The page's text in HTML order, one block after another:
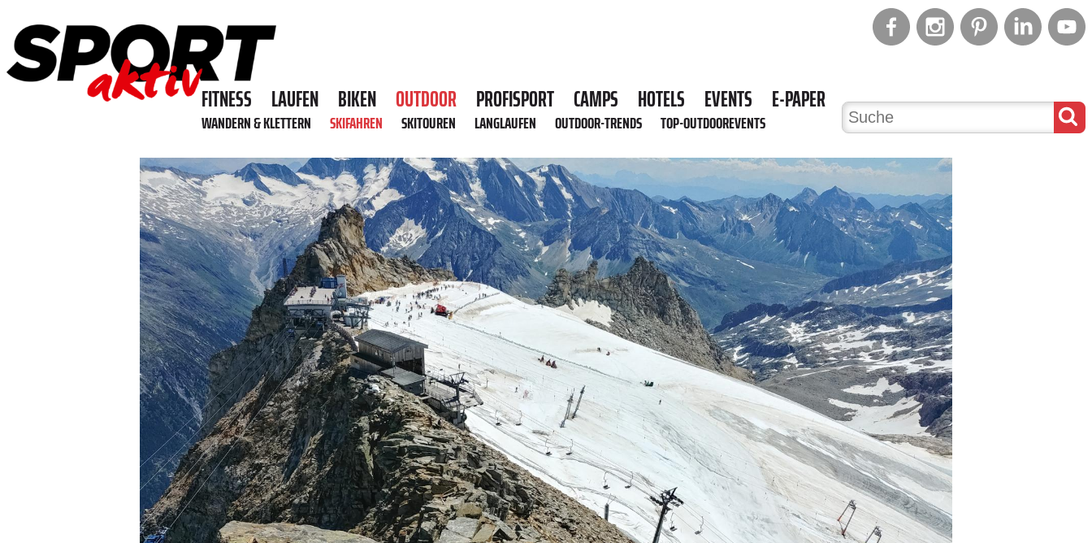
FITNESS LAUFEN BIKEN OUTDOOR PROFISPORT CAMPS HOTELS EVENTS E-PAPER
WANDERN & KLETTERN SKIFAHREN SKITOUREN LANGLAUFEN OUTDOOR-TRENDS TOP-OUTDOOREVENTS